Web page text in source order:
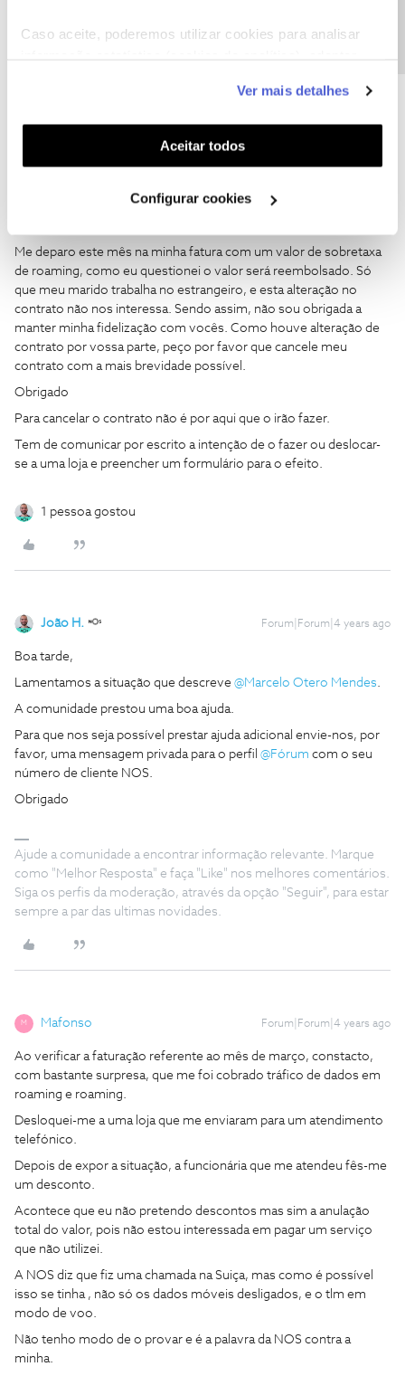
Caso aceite, poderemos utilizar cookies para analisar
funcionalidades (cookies de personalização e
funcionalidade) e adaptar anúncios aos seus interesses
(cookies de publicidade personalizada). Pode gerir a
utilização dos cookies clicando em "Configurar
Ver mais detalhes
Aceitar todos
Configurar cookies
Não é assim que funciona .. mas se quiser tentar para cancelar é:
Me deparo este mês na minha fatura com um valor de sobretaxa
de roaming, como eu questionei o valor será reembolsado. Só
que meu marido trabalha no estrangeiro, e esta alteração no
contrato não nos interessa. Sendo assim, não sou obrigada a
manter minha fidelização com vocês. Como houve alteração de
contrato por vossa parte, peço por favor que cancele meu
contrato com a mais brevidade possível.
Obrigado
Para cancelar o contrato não é por aqui que o irão fazer.
Tem de comunicar por escrito a intenção de o fazer ou deslocar-
se a uma loja e preencher um formulário para o efeito.
1 pessoa gostou
João H. Forum|Forum|4 years ago
Boa tarde,
Lamentamos a situação que descreve @Marcelo Otero Mendes
A comunidade prestou uma boa ajuda.
Para que nos seja possível prestar ajuda adicional envie-nos, por
favor, uma mensagem privada para o perfil @Fórum com o seu
número de cliente NOS.
Obrigado
Ajude a comunidade a encontrar informação relevante. Marque
como "Melhor Resposta" e faça "Like" nos melhores comentários.
Siga os perfis da moderação, através da opção "Seguir", para estar
sempre a par das ultimas novidades.
M Mafonso Forum|Forum|4 years ago
Ao verificar a faturação referente ao mês de março, constacto,
com bastante surpresa, que me foi cobrado tráfico de dados em
roaming e roaming.
Desloquei-me a uma loja que me enviaram para um atendimento
telefónico.
Depois de expor a situação, a funcionária que me atendeu fês-me
um desconto.
Acontece que eu não pretendo descontos mas sim a anulação
total do valor, pois não estou interessada em pagar um serviço
que não utilizei.
A NOS diz que fiz uma chamada na Suiça, mas como é possível
isso se tinha , não só os dados móveis desligados, e o tlm em
modo de voo.
Não tenho modo de o provar e é a palavra da NOS contra a
minha.